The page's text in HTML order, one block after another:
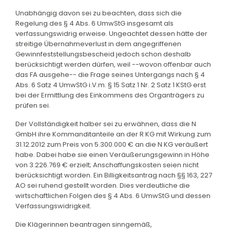
Unabhängig davon sei zu beachten, dass sich die
Regelung des § 4 Abs. 6 UmwStG insgesamt als
verfassungswidrig erweise. Ungeachtet dessen hätte der
streitige Übernahmeverlust in dem angegriffenen
Gewinnfeststellungsbescheid jedoch schon deshalb
berücksichtigt werden dürfen, weil --wovon offenbar auch
das FA ausgehe-- die Frage seines Untergangs nach § 4
Abs. 6 Satz 4 UmwStG i.V.m. § 15 Satz 1 Nr. 2 Satz 1 KStG erst
bei der Ermittlung des Einkommens des Organträgers zu
prüfen sei.
Der Vollständigkeit halber sei zu erwähnen, dass die N
GmbH ihre Kommanditanteile an der R KG mit Wirkung zum
31.12.2012 zum Preis von 5.300.000 € an die N KG veräußert
habe. Dabei habe sie einen Veräußerungsgewinn in Höhe
von 3.226.769 € erzielt; Anschaffungskosten seien nicht
berücksichtigt worden. Ein Billigkeitsantrag nach §§ 163, 227
AO sei ruhend gestellt worden. Dies verdeutliche die
wirtschaftlichen Folgen des § 4 Abs. 6 UmwStG und dessen
Verfassungswidrigkeit.
Die Klägerinnen beantragen sinngemäß,